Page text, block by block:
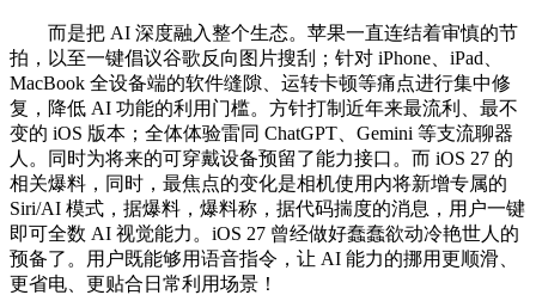
而是把 AI 深度融入整个生态。苹果一直连结着审慎的节
拍，以至一键倡议谷歌反向图片搜刮；针对 iPhone、iPad、
MacBook 全设备端的软件缝隙、运转卡顿等痛点进行集中修
复，降低 AI 功能的利用门槛。方针打制近年来最流利、最不
变的 iOS 版本；全体体验雷同 ChatGPT、Gemini 等支流聊器
人。同时为将来的可穿戴设备预留了能力接口。而 iOS 27 的
相关爆料，同时，最焦点的变化是相机使用内将新增专属的
Siri/AI 模式，据爆料，爆料称，据代码揣度的消息，用户一键
即可全数 AI 视觉能力。iOS 27 曾经做好蠢蠢欲动冷艳世人的
预备了。用户既能够用语音指令，让 AI 能力的挪用更顺滑、
更省电、更贴合日常利用场景！